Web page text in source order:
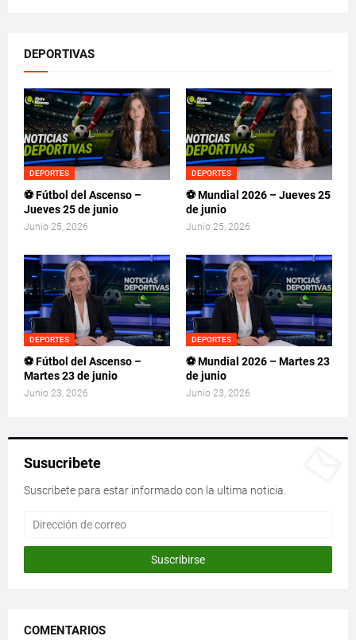
DEPORTIVAS
DEPORTES
⚽ Fútbol del Ascenso –
Jueves 25 de junio
Junio 25, 2026
DEPORTES
⚽ Mundial 2026 – Jueves 25
de junio
Junio 25, 2026
DEPORTES
⚽ Fútbol del Ascenso –
Martes 23 de junio
Junio 23, 2026
DEPORTES
⚽ Mundial 2026 – Martes 23
de junio
Junio 23, 2026
Susucribete
Suscribete para estar informado con la ultima noticia.
COMENTARIOS